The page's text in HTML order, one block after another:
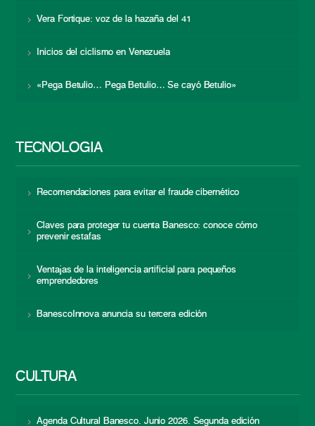
Vera Fortique: voz de la hazaña del 41
Inicios del ciclismo en Venezuela
«Pega Betulio… Pega Betulio… Se cayó Betulio»
TECNOLOGÍA
Recomendaciones para evitar el fraude cibernético
Claves para proteger tu cuenta Banesco: conoce cómo
prevenir estafas
Ventajas de la inteligencia artificial para pequeños
emprendedores
BanescoInnova anuncia su tercera edición
CULTURA
Agenda Cultural Banesco. Junio 2026. Segunda edición